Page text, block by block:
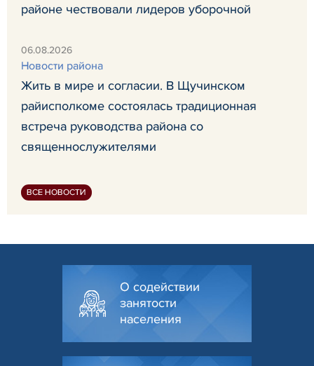
районе чествовали лидеров уборочной
06.08.2026
Новости района
Жить в мире и согласии. В Щучинском
райисполкоме состоялась традиционная
встреча руководства района со
священнослужителями
ВСЕ НОВОСТИ
О содействии
занятости
населения